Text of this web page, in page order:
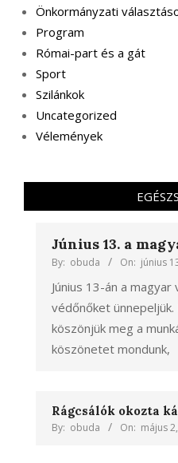
Önkormányzati
Program
Római-part és a gát
Sport
Szilánkok
Uncategorized
Vélemények
Június 13. a
By: obuda On: június
Június 13-án a
védőnőket
köszönjük meg a
köszönetet mondunk,
Rágcsálók okozta
By: obuda On: május